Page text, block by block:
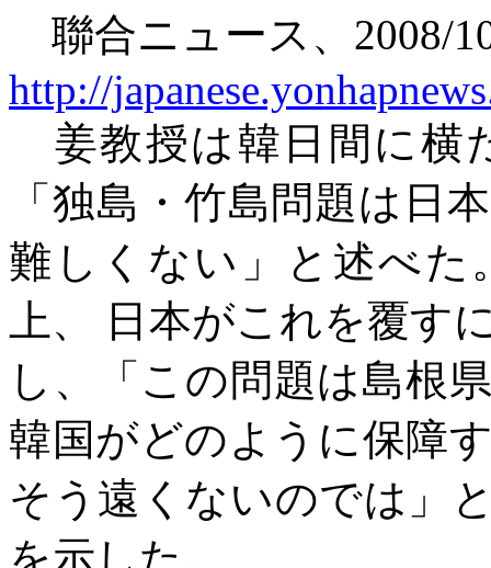
聯合ニュース、 2008/
http://
姜教授は韓日間に横
「独島・竹島問題は日
難しくない」と述べた
上、 日本がこれを覆す
し、「この問題は島根
韓国がどのように保障
そう遠くないのでは」
を示した。